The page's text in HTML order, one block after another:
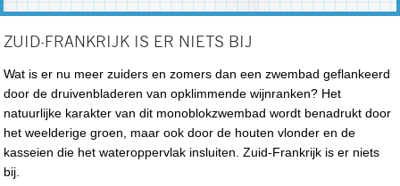
ZUID-FRANKRIJK IS ER NIETS BIJ
Wat is er nu meer zuiders en zomers dan een zwembad geflankeerd
door de druivenbladeren van opklimmende wijnranken? Het
natuurlijke karakter van dit monoblokzwembad wordt benadrukt door
het weelderige groen, maar ook door de houten vlonder en de
kasseien die het wateroppervlak insluiten. Zuid-Frankrijk is er niets
bij.